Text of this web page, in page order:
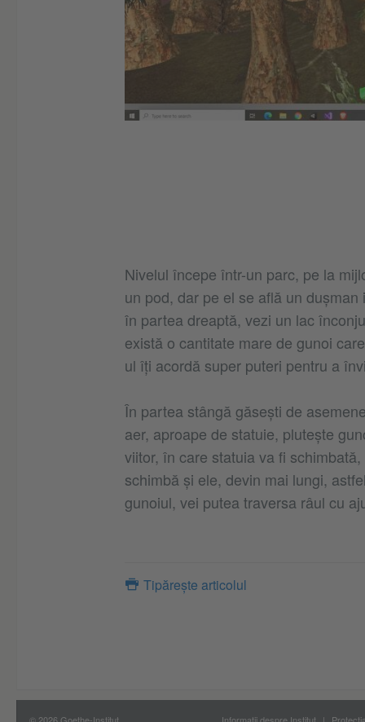
Nivelul începe într-un parc, pe la
un pod, dar pe el se află un
în partea dreaptă, vezi un lac
există o cantitate mare de gunoi
ul îți acordă super puteri pentru a
În partea stângă găsești de
aer, aproape de statuie, plutește
viitor, în care statuia va fi
schimbă și ele, devin mai lungi,
gunoiul, vei putea traversa râul cu
Tipărește articolul